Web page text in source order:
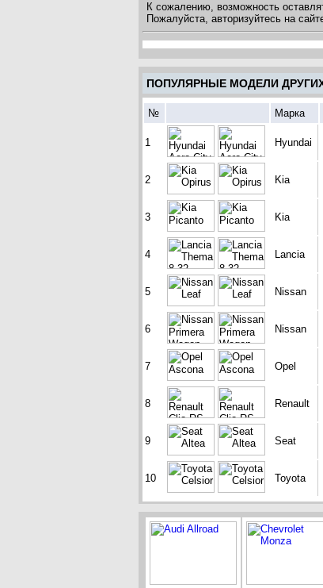
К сожалению, возможность
Пожалуйста, авторизуйтесь на
ПОПУЛЯРНЫЕ МОДЕЛИ
№ Марка
1 Hyundai
2 Kia
3 Kia
4 Lancia
5 Nissan
6 Nissan
7 Opel
8 Renault
9 Seat
10 Toyota